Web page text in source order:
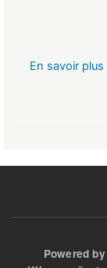
En savoir plus
Powered by